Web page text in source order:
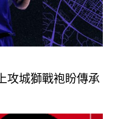
攻城獅戰袍盼傳承